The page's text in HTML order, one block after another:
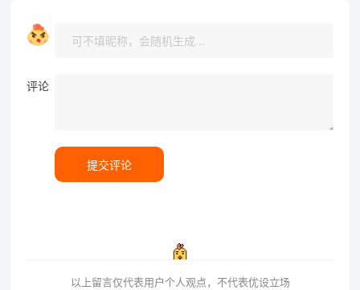
评论
提交评论
以上留言仅代表用户个人观点，不代表优设立场